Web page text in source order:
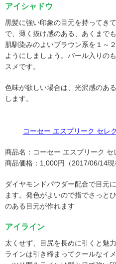
アイシャドウ
黒髪に強い印象の目元を持ってき
で、薄く抜け感のある、あくまでも
肌馴染みのよいブラウン系を１～
ようにしましょう。パール入りの
スメです。
色味が欲しい場合は、光沢感のあ
します。
コーセー エスプリーク セレ
商品名：コーセー エスプリーク
商品価格：1,000円（2017/06/14現
ダイヤモンドパウダー配合で目元
ます。発色がよいので指でさっと
のある目元が作れます
アイライン
太くせず、目尻を長めに引くと魅
ラインは引き締まってクールなイ